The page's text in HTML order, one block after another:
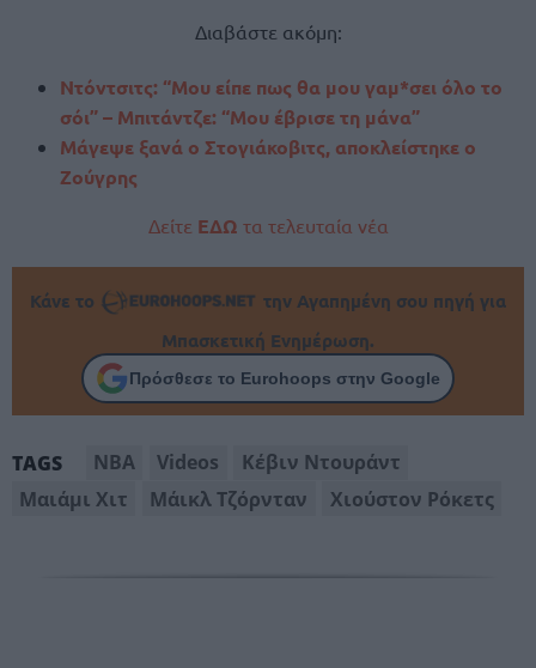
Διαβάστε ακόμη:
Ντόντσιτς: “Μου είπε πως θα μου γαμ*σει όλο το
σόι” – Μπιτάντζε: “Μου έβρισε τη μάνα”
Μάγεψε ξανά ο Στογιάκοβιτς, αποκλείστηκε ο
Ζούγρης
Δείτε ΕΔΩ τα τελευταία νέα
Κάνε το
την Αγαπημένη σου πηγή για
Μπασκετική Ενημέρωση.
Πρόσθεσε το Eurohoops στην Google
TAGS NBA Videos
Κέβιν Ντουράντ
Μαιάμι Χιτ
Μάικλ Τζόρνταν Χιούστον Ρόκετς